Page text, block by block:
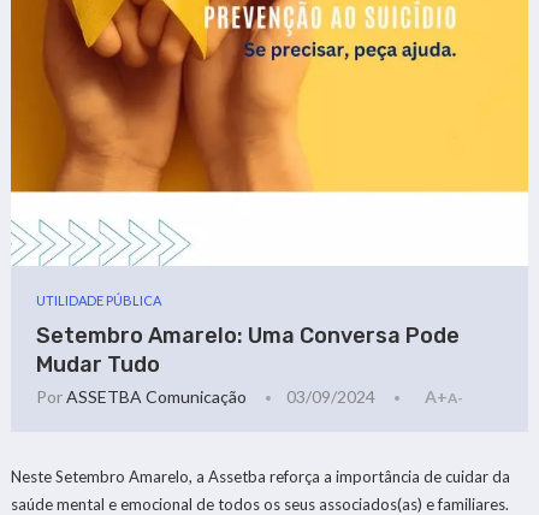
UTILIDADE PÚBLICA
Setembro Amarelo: Uma Conversa Pode
Mudar Tudo
PorASSETBA Comunicação 03/09/2024 A+A-
Neste Setembro Amarelo, a Assetba reforça a importância de cuidar da
saúde mental e emocional de todos os seus associados(as) e familiares.